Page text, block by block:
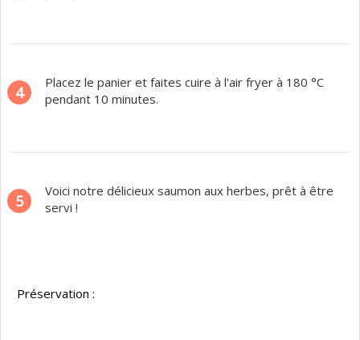
4
Placez le panier et faites cuire à l'air fryer à 180 °C
pendant 10 minutes.
5
Voici notre délicieux saumon aux herbes, prêt à être
servi !
Préservation :